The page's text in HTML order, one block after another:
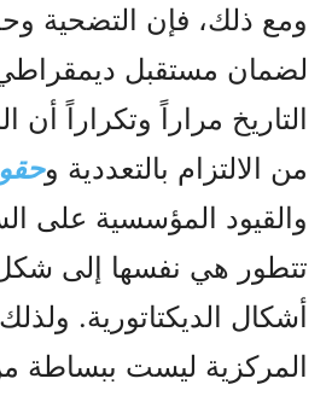
ومع ذلك، فإن التضحية
لضمان مستقبل
التاريخ مراراً وتكراراً أن
من الالتزام بالتعددية و
والقيود المؤسسية على
تتطور هي نفسها إلى
أشكال الديكتاتورية.
المركزية ليست ببساطة